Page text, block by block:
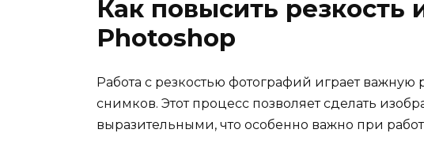
Как повысить резкость
Photoshop
Работа с резкостью фотографий играет важную
снимков. Этот процесс позволяет сделать
выразительными, что особенно важно при